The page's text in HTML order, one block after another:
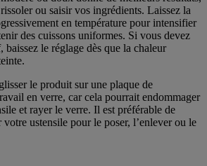
ou saisir vos ingrédients. Laissez la
en température pour intensifier
des cuissons uniformes. Si vous devez
le réglage dès que la chaleur
le produit sur une plaque de
en verre, car cela pourrait endommager
et rayer le verre. Il est préférable de
ustensile pour le poser, l’enlever ou le